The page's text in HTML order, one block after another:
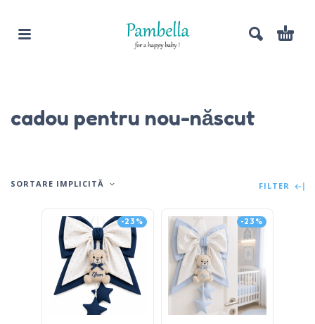
cadou pentru nou-născut
SORTARE IMPLICITĂ FILTER
-23% -23%